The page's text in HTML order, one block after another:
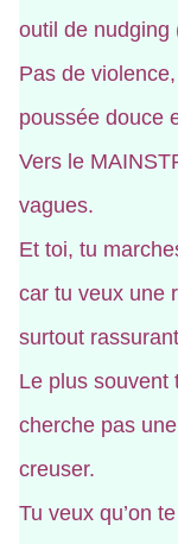
outil de nudging
Pas de
poussée douce
Vers le
vagues.
Et toi, tu
car tu veux une
surtout
Le plus souvent
cherche pas
creuser.
Tu veux qu’on